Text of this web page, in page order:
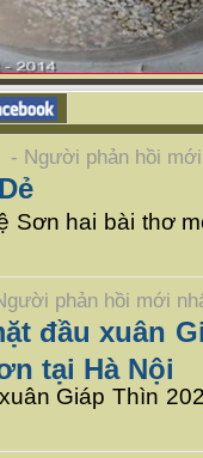
- Người phản hồi
Sơn hai bài thơ
phản hồi mới
đầu xuân
tại Hà Nội
Giáp Thìn